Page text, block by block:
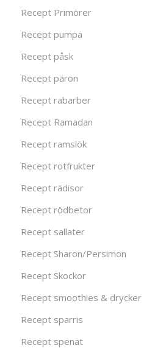
Recept Primörer
Recept pumpa
Recept påsk
Recept päron
Recept rabarber
Recept Ramadan
Recept ramslök
Recept rotfrukter
Recept rädisor
Recept rödbetor
Recept sallater
Recept Sharon/Persimon
Recept Skockor
Recept smoothies & drycker
Recept sparris
Recept spenat